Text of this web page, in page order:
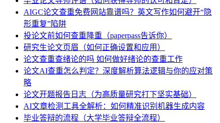
AIGC论文查重免费网站靠谱吗？英文写作如何避开“隐
形重复”陷阱
投论文前如何查重降重（paperpass告诉你）
研究生论文页眉（如何正确设置和应用）
论文查重查绪论的吗 如何做好绪论的查重工作
论文AI查重怎么判定？深度解析算法逻辑与你的应对策
略
论文开题报告日志（为高质量研究打下坚实基础）
AI文章检测工具全解析：如何精准识别机器生成内容
毕业答辩的流程（大学毕业答辩全流程）